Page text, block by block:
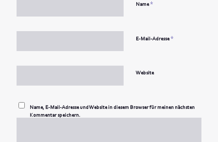
Name*
E-Mail-Adresse*
Website
Name, E-Mail-Adresse und Website in diesem Browser für meinen nächsten
Kommentar speichern.